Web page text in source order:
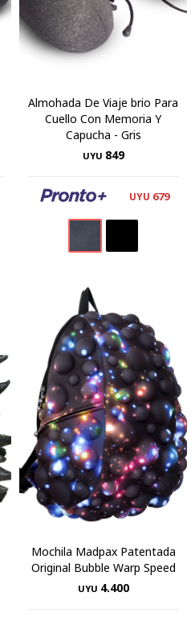
Almohada De Viaje brio Para
Cuello Con Memoria Y
Capucha - Gris
UYU 849
UYU 679
Mochila Madpax Patentada
Original Bubble Warp Speed
UYU 4.400